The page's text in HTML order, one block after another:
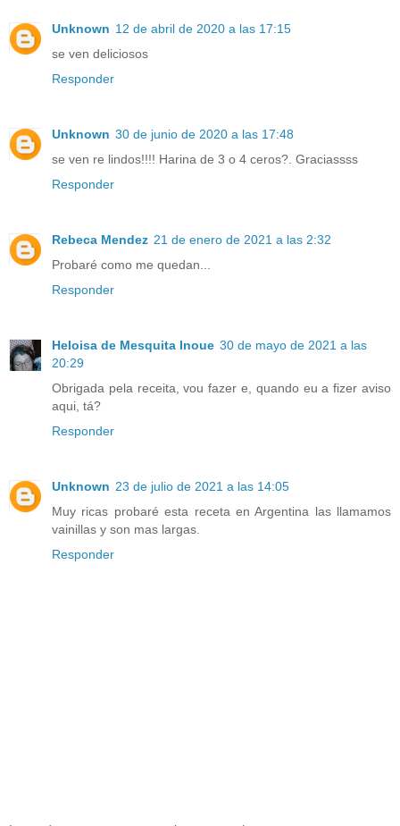
Unknown 12 de abril de 2020 a las 17:15
se ven deliciosos
Responder
Unknown 30 de junio de 2020 a las 17:48
se ven re lindos!!!! Harina de 3 o 4 ceros?. Graciassss
Responder
Rebeca Mendez 21 de enero de 2021 a las 2:32
Probaré como me quedan...
Responder
Heloisa de Mesquita Inoue 30 de mayo de 2021 a las
20:29
Obrigada pela receita, vou fazer e, quando eu a fizer aviso
aqui, tá?
Responder
Unknown 23 de julio de 2021 a las 14:05
Muy ricas probaré esta receta en Argentina las llamamos
vainillas y son mas largas.
Responder